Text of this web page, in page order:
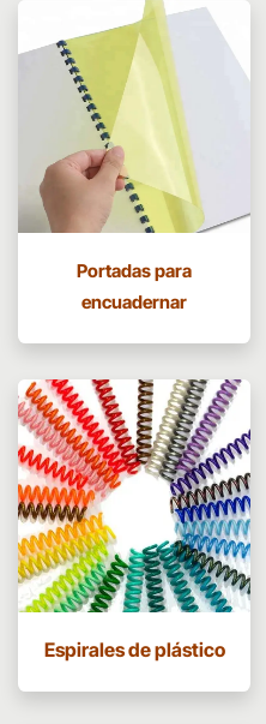
Portadas para
encuadernar
Espirales de plástico